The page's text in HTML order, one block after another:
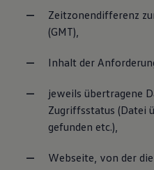
Zeitzonendifferenz
(GMT),
Inhalt der
jeweils übertragene
Zugriffsstatus (Datei
gefunden etc.),
Webseite, von der